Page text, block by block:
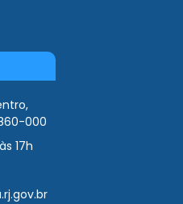
000
17h